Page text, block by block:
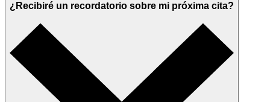
¿Recibiré un recordatorio sobre mi próxima cita?